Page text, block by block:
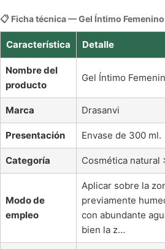
📋 Ficha técnica — Gel Íntimo Femenino
Característica Detalle
Nombre del
producto
Gel Íntimo
Marca Drasanvi
Presentación Envase de 300 ml.
Categoría Cosmética natural
Modo de
empleo
Aplicar sobre la
previamente
con abundante
bien la z…